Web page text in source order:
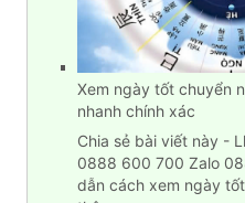
Giá
Rẻ
Tại
Bình
Dương
Xem ngày tốt chuyển
nhanh chính xác
Chia sẻ bài viết này -
0888 600 700 Zalo
dẫn cách xem ngày